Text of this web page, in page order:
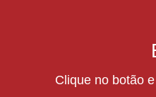
Clique no botão